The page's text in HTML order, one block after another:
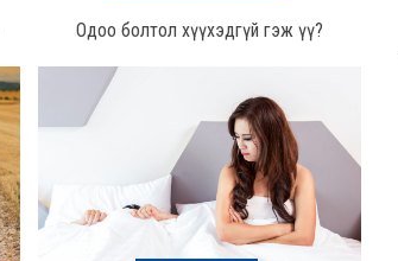
Одоо болтол хүүхэдгүй гэж үү?